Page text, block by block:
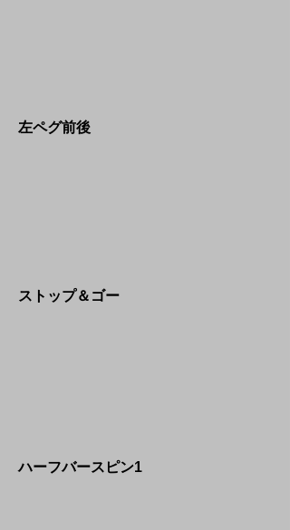
​左ペグ前後
​ストップ＆ゴー
​ハーフバースピン1